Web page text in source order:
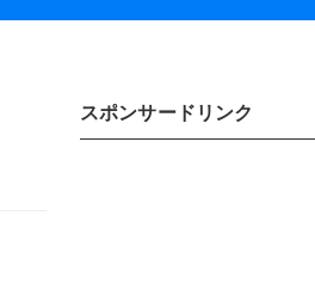
スポンサードリンク